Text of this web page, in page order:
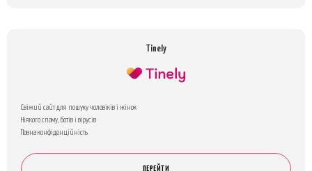
Tinely
Свіжий сайт для пошуку чоловіків і жінок
Ніякого спаму, ботів і вірусів
Повна конфіденційність
ПЕРЕЙТИ